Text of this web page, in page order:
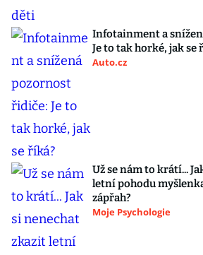
Infotainment a
Je to tak horké, jak se
Auto.cz
Už se nám to krátí...
letní pohodu
zápřah?
Moje Psychologie